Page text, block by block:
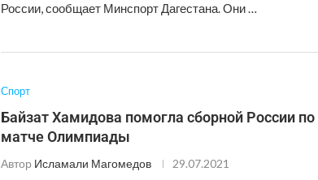
России, сообщает Минспорт Дагестана. Они …
Спорт
Байзат Хамидова помогла сборной России
матче Олимпиады
Автор Исламали Магомедов 29.07.2021